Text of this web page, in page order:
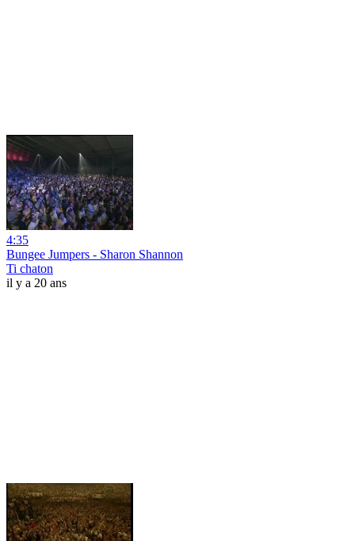
4:35
Bungee Jumpers - Sharon Shannon
Ti chaton
il y a 20 ans